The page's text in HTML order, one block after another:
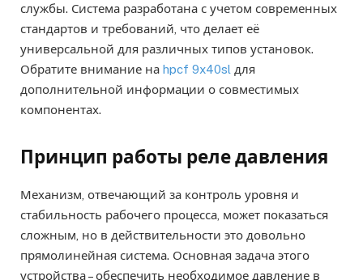
службы. Система разработана с учетом современных
стандартов и требований, что делает её
универсальной для различных типов установок.
Обратите внимание на hpcf 9x40sl для
дополнительной информации о совместимых
компонентах.
Принцип работы реле давления
Механизм, отвечающий за контроль уровня и
стабильность рабочего процесса, может показаться
сложным, но в действительности это довольно
прямолинейная система. Основная задача этого
устройства – обеспечить необходимое давление в